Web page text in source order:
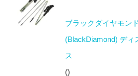
ブラックダイヤモンド
(BlackDiamond) ディ
ス
()